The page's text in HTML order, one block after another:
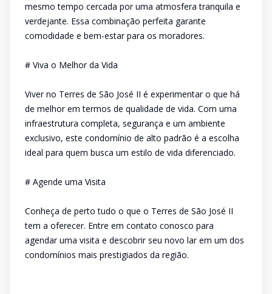
mesmo tempo cercada por uma atmosfera tranquila e
verdejante. Essa combinação perfeita garante
comodidade e bem-estar para os moradores.
# Viva o Melhor da Vida
Viver no Terres de São José II é experimentar o que há
de melhor em termos de qualidade de vida. Com uma
infraestrutura completa, segurança e um ambiente
exclusivo, este condomínio de alto padrão é a escolha
ideal para quem busca um estilo de vida diferenciado.
# Agende uma Visita
Conheça de perto tudo o que o Terres de São José II
tem a oferecer. Entre em contato conosco para
agendar uma visita e descobrir seu novo lar em um dos
condomínios mais prestigiados da região.